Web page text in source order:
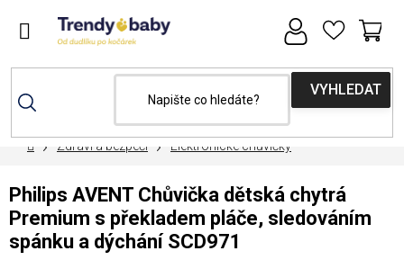
DomůZdraví a bezpečí Elektronické chůvičky
Philips AVENT Chůvička dětská chytrá
Premium s překladem pláče, sledováním
spánku a dýchání SCD971